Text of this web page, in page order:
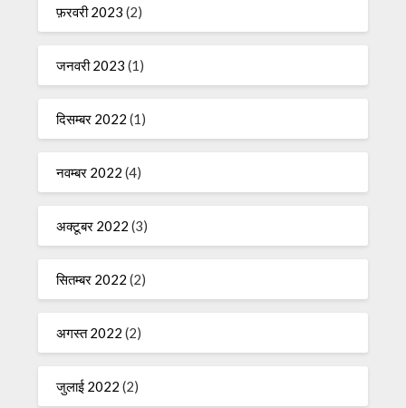
फ़रवरी 2023 (2)
जनवरी 2023 (1)
दिसम्बर 2022 (1)
नवम्बर 2022 (4)
अक्टूबर 2022 (3)
सितम्बर 2022 (2)
अगस्त 2022 (2)
जुलाई 2022 (2)